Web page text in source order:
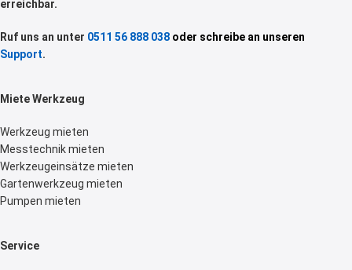
erreichbar.
Ruf uns an unter 0511 56 888 038 oder schreibe an unseren
Support.
Miete Werkzeug
Werkzeug mieten
Messtechnik mieten
Werkzeugeinsätze mieten
Gartenwerkzeug mieten
Pumpen mieten
Service